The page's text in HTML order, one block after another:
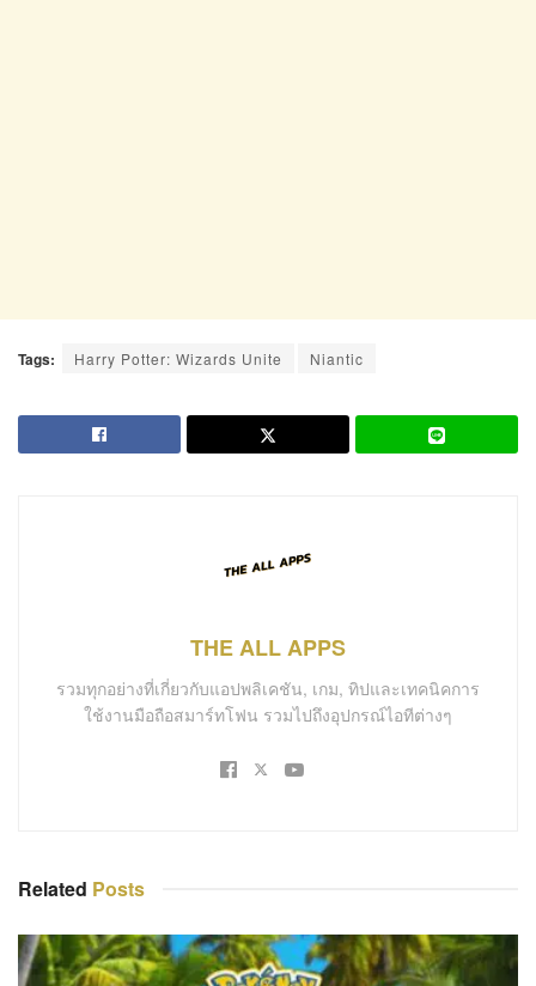
Tags: Harry Potter: Wizards Unite Niantic
THE ALL APPS
รวมทุกอย่างที่เกี่ยวกับแอปพลิเคชัน, เกม, ทิปและเทคนิคการ
ใช้งานมือถือสมาร์ทโฟน รวมไปถึงอุปกรณ์ไอทีต่างๆ
Related Posts